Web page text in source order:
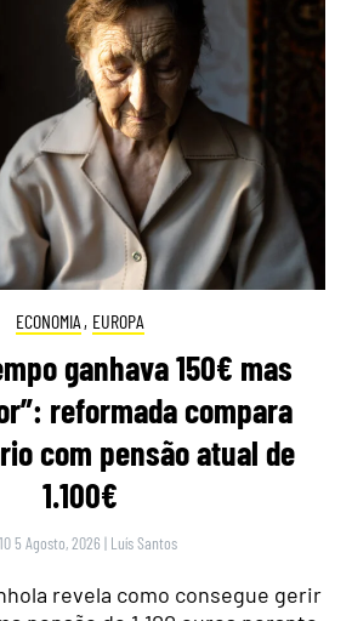
ECONOMIA , EUROPA
ganhava 150€ mas
reformada compara
com pensão atual de
1.100€
5 Agosto, 2026 | Luís Santos
revela como consegue gerir